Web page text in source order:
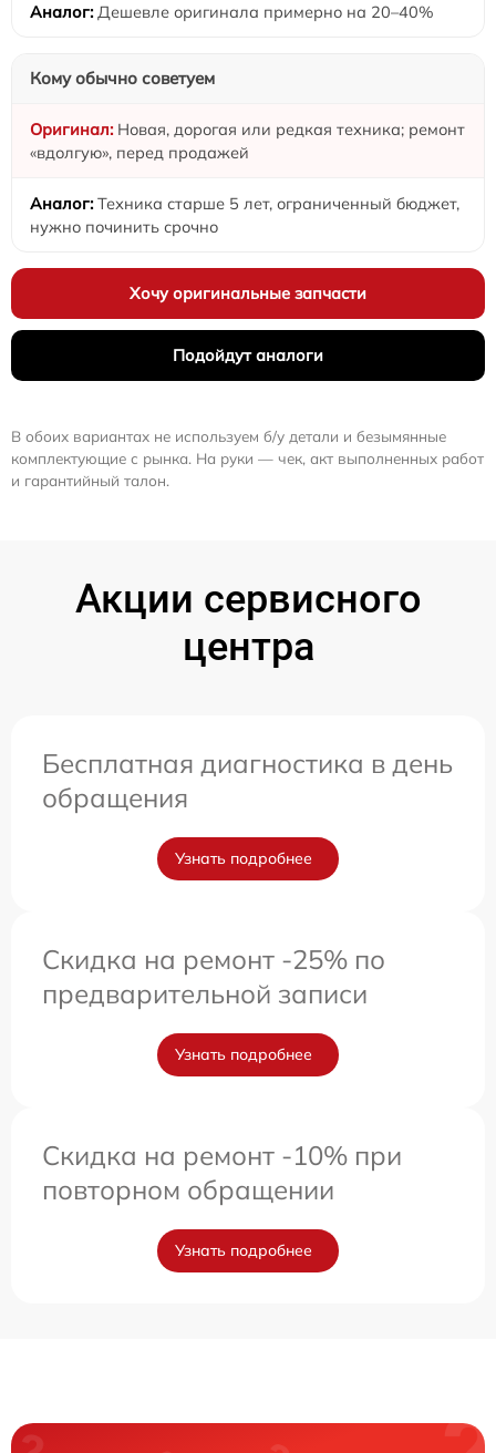
Дешевле оригинала примерно на 20–40%
Кому обычно советуем
Новая, дорогая или редкая техника; ремонт
«вдолгую», перед продажей
Техника старше 5 лет, ограниченный бюджет,
нужно починить срочно
Хочу оригинальные запчасти
Подойдут аналоги
В обоих вариантах не используем б/у детали и безымянные
комплектующие с рынка. На руки — чек, акт выполненных работ
и гарантийный талон.
Акции сервисного
центра
Бесплатная диагностика в день
обращения
Узнать подробнее
Скидка на ремонт -25% по
предварительной записи
Узнать подробнее
Скидка на ремонт -10% при
повторном обращении
Узнать подробнее